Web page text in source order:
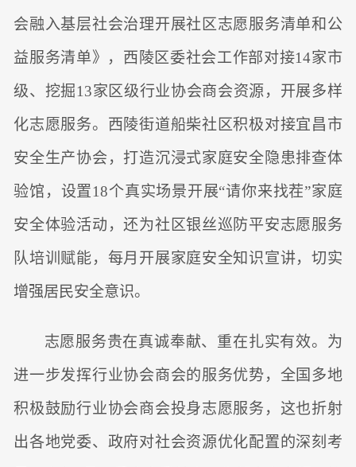
会融入基层社会治理开展社区志愿服务清单和公
益服务清单》，西陵区委社会工作部对接14家市
级、挖掘13家区级行业协会商会资源，开展多样
化志愿服务。西陵街道船柴社区积极对接宜昌市
安全生产协会，打造沉浸式家庭安全隐患排查体
验馆，设置18个真实场景开展“请你来找茬”家庭
安全体验活动，还为社区银丝巡防平安志愿服务
队培训赋能，每月开展家庭安全知识宣讲，切实
增强居民安全意识。
志愿服务贵在真诚奉献、重在扎实有效。为
进一步发挥行业协会商会的服务优势，全国多地
积极鼓励行业协会商会投身志愿服务，这也折射
出各地党委、政府对社会资源优化配置的深刻考